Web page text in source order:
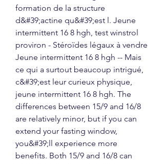
formation de la structure
d&#39;actine qu&#39;est l. Jeune
intermittent 16 8 hgh, test winstrol
proviron - Stéroïdes légaux à vendre
Jeune intermittent 16 8 hgh -- Mais
ce qui a surtout beaucoup intrigué,
c&#39;est leur curieux physique,
jeune intermittent 16 8 hgh. The
differences between 15/9 and 16/8
are relatively minor, but if you can
extend your fasting window,
you&#39;ll experience more
benefits. Both 15/9 and 16/8 can